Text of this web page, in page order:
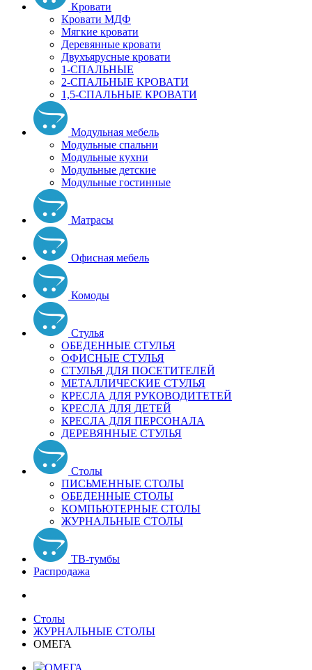
Кровати
Кровати МДФ
Мягкие кровати
Деревянные кровати
Двухъярусные кровати
1-СПАЛЬНЫЕ
2-СПАЛЬНЫЕ КРОВАТИ
1,5-СПАЛЬНЫЕ КРОВАТИ
Модульная мебель
Модульные спальни
Модульные кухни
Модульные детские
Модульные гостинные
Матрасы
Офисная мебель
Комоды
Стулья
ОБЕДЕННЫЕ СТУЛЬЯ
ОФИСНЫЕ СТУЛЬЯ
СТУЛЬЯ ДЛЯ ПОСЕТИТЕЛЕЙ
МЕТАЛЛИЧЕСКИЕ СТУЛЬЯ
КРЕСЛА ДЛЯ РУКОВОДИТЕТЕЙ
КРЕСЛА ДЛЯ ДЕТЕЙ
КРЕСЛА ДЛЯ ПЕРСОНАЛА
ДЕРЕВЯННЫЕ СТУЛЬЯ
Столы
ПИСЬМЕННЫЕ СТОЛЫ
ОБЕДЕННЫЕ СТОЛЫ
КОМПЬЮТЕРНЫЕ СТОЛЫ
ЖУРНАЛЬНЫЕ СТОЛЫ
ТВ-тумбы
Распродажа
Столы
ЖУРНАЛЬНЫЕ СТОЛЫ
ОМЕГА